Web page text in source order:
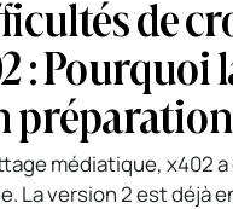
de
: Pourquoi
préparation
médiatique, x402
La version 2 est déjà